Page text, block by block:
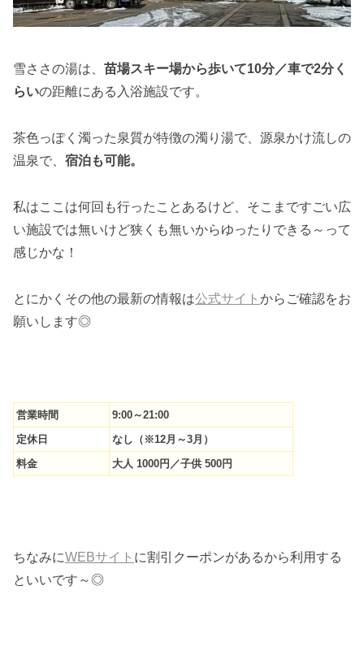
雪ささの湯は、 苗場スキー場から歩いて10分／車で2分く
らいの距離にある入浴施設です。
茶色っぽく濁った泉質が特徴の濁り湯で、源泉かけ流しの
温泉で、 宿泊も可能。
私はここは何回も行ったことあるけど、そこまですごい広
い施設では無いけど狭くも無いからゆったりできる～って
感じかな！
とにかくその他の最新の情報は公式サイト からご確認をお
願いします◎
営業時間
9:00～21:00
定休日
なし（※12月～3月）
料金
大人 1000円／子供 500円
ちなみにWEBサイト に割引クーポンがあるから利用する
といいです～◎